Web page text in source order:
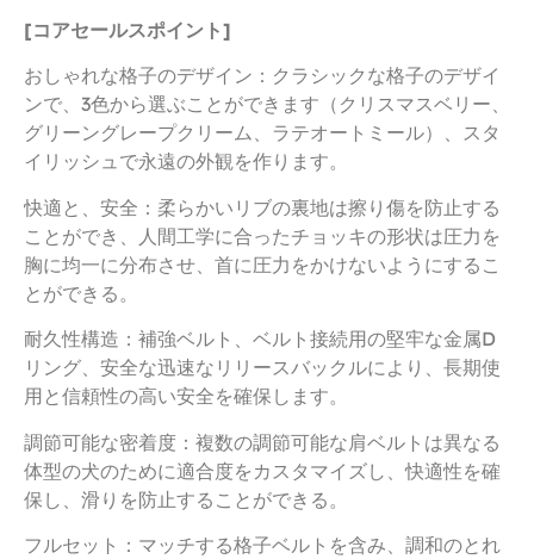
[コアセールスポイント]
おしゃれな格子のデザイン：クラシックな格子のデザイ
ンで、3色から選ぶことができます（クリスマスベリー、
グリーングレープクリーム、ラテオートミール）、スタ
イリッシュで永遠の外観を作ります。
快適と、安全：柔らかいリブの裏地は擦り傷を防止する
ことができ、人間工学に合ったチョッキの形状は圧力を
胸に均一に分布させ、首に圧力をかけないようにするこ
とができる。
耐久性構造：補強ベルト、ベルト接続用の堅牢な金属D
リング、安全な迅速なリリースバックルにより、長期使
用と信頼性の高い安全を確保します。
調節可能な密着度：複数の調節可能な肩ベルトは異なる
体型の犬のために適合度をカスタマイズし、快適性を確
保し、滑りを防止することができる。
フルセット：マッチする格子ベルトを含み、調和のとれ